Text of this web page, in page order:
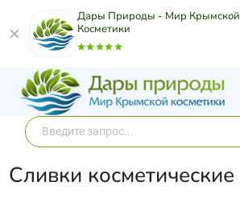
Дары Природы - Мир Крымской
Косметики
Сливки косметические